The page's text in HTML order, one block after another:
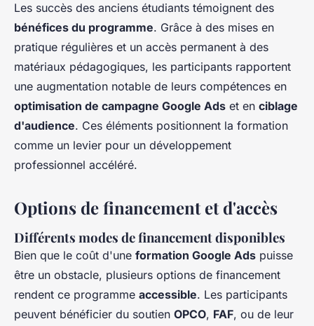
Les succès des anciens étudiants témoignent des
bénéfices du programme. Grâce à des mises en
pratique régulières et un accès permanent à des
matériaux pédagogiques, les participants rapportent
une augmentation notable de leurs compétences en
optimisation de campagne Google Ads et en ciblage
d'audience. Ces éléments positionnent la formation
comme un levier pour un développement
professionnel accéléré.
Options de financement et d'accès
Différents modes de financement disponibles
Bien que le coût d'une formation Google Ads puisse
être un obstacle, plusieurs options de financement
rendent ce programme accessible. Les participants
peuvent bénéficier du soutien OPCO, FAF, ou de leur